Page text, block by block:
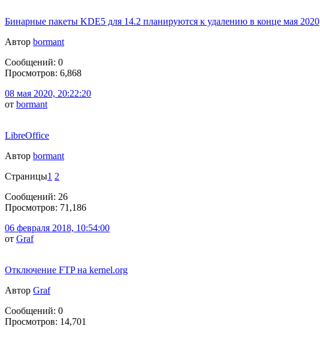
Бинарные пакеты KDE5 для 14.2 планируются к удалению в конце мая 2020
Автор bormant
Сообщений: 0
Просмотров: 6,868
08 мая 2020, 20:22:20
от bormant
LibreOffice
Автор bormant
Страницы1 2
Сообщений: 26
Просмотров: 71,186
06 февраля 2018, 10:54:00
от Graf
Отключение FTP на kernel.org
Автор Graf
Сообщений: 0
Просмотров: 14,701